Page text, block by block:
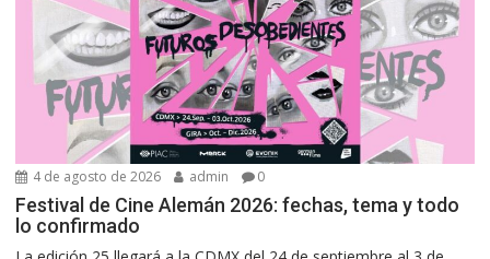
4 de agosto de 2026 admin 0
Festival de Cine Alemán 2026: fechas, tema y todo
lo confirmado